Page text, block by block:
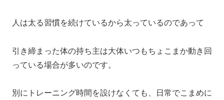
人は太る習慣を続けているから太っているのであって
引き締まった体の持ち主は大体いつもちょこまか動き回
っている場合が多いのです。
別にトレーニング時間を設けなくても、日常でこまめに